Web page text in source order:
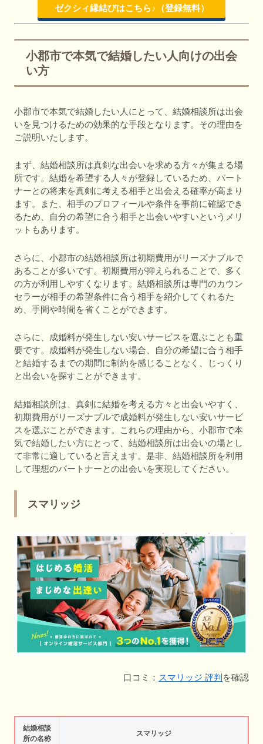
ゼクシィ縁結びはこちら♪（登録無料）
小郡市で本気で結婚したい人向けの出会
い方
小郡市で本気で結婚したい人にとって、結婚相談所は出会
いを見つけるための効果的な手段となります。その理由を
ご説明いたします。
まず、結婚相談所は真剣な出会いを求める方々が集まる場
所です。結婚を希望する人々が登録しているため、パート
ナーとの将来を真剣に考える相手と出会える確率が高まり
ます。また、相手のプロフィールや条件を事前に確認でき
るため、自分の希望に合う相手と出会いやすいというメリ
ットもあります。
さらに、小郡市の結婚相談所は初期費用がリーズナブルで
あることが多いです。初期費用が抑えられることで、多く
の方が利用しやすくなります。結婚相談所は専門のカウン
セラーが相手の希望条件に合う相手を紹介してくれるた
め、手間や時間を省くことができます。
さらに、成婚料が発生しない安いサービスを選ぶことも重
要です。成婚料が発生しない場合、自分の希望に合う相手
と結婚するまでの期間に制約を感じることなく、じっくり
と出会いを探すことができます。
結婚相談所は、真剣に結婚を考える方々と出会いやすく、
初期費用がリーズナブルで成婚料が発生しない安いサービ
スを選ぶことができます。これらの理由から、小郡市で本
気で結婚したい方にとって、結婚相談所は出会いの場とし
て非常に適していると言えます。是非、結婚相談所を利用
して理想のパートナーとの出会いを実現してください。
スマリッジ
口コミ： スマリッジ 評判 を確認
結婚相談
所の名称
スマリッジ